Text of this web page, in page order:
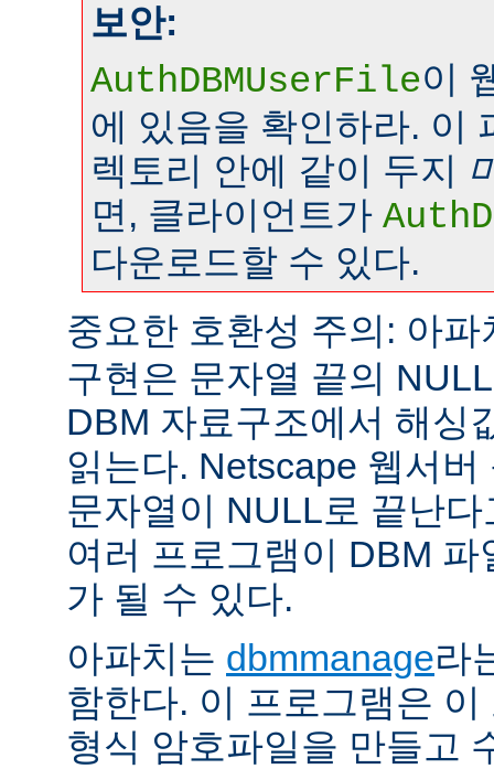
보안:
AuthDBMUserFile이
에 있음을 확인하라. 이
렉토리 안에 같이 두지
면, 클라이언트가
다운로드할 수 있다.
중요한 호환성 주의: 아
구현은 문자열 끝의
DBM 자료구조에서 해싱
읽는다. Netscape 웹서
문자열이 NULL로 끝난
여러 프로그램이 DBM
가 될 수 있다.
아파치는 dbmmanage라
함한다. 이 프로그램은
형식 암호파일을 만들고